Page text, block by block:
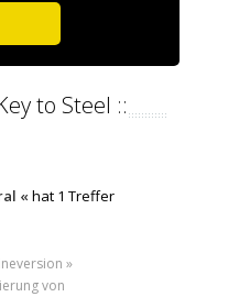
to Steel ::
« hat 1 Treffer
»
von